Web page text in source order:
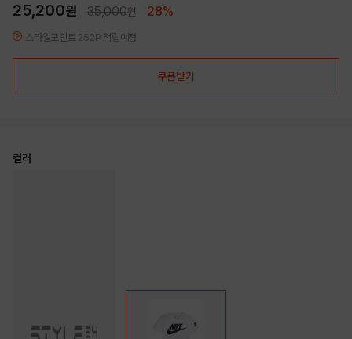
25,200원 35,000원 28%
스타일포인트 252P 적립예정
쿠폰받기
컬러